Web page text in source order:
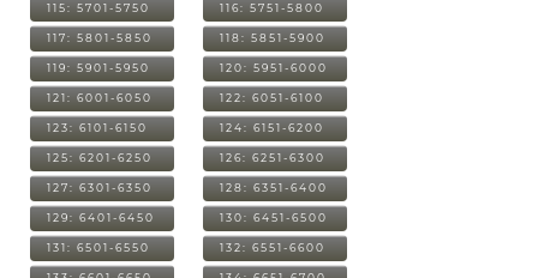
115: 5701-5750 116: 5751-5800
117: 5801-5850 118: 5851-5900
119: 5901-5950 120: 5951-6000
121: 6001-6050 122: 6051-6100
123: 6101-6150 124: 6151-6200
125: 6201-6250 126: 6251-6300
127: 6301-6350 128: 6351-6400
129: 6401-6450 130: 6451-6500
131: 6501-6550 132: 6551-6600